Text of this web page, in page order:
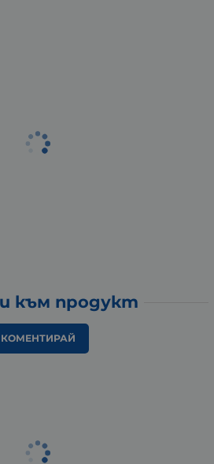
към продукт
КОМЕНТИРАЙ